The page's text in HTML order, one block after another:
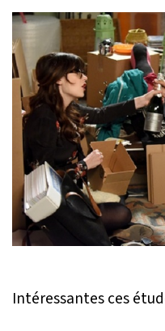
Intéressantes ces